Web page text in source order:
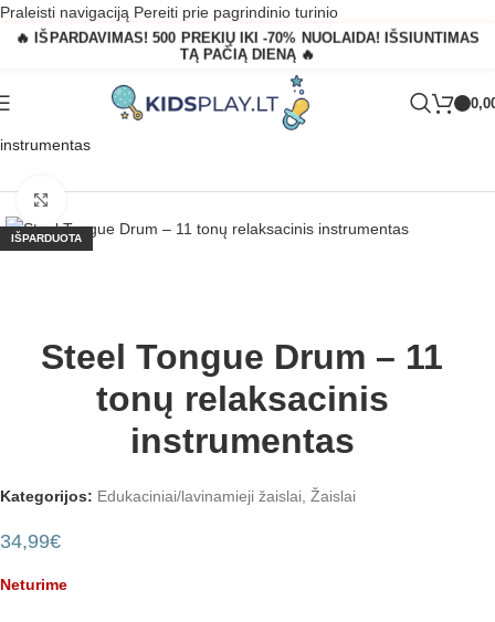
Praleisti navigaciją Pereiti prie pagrindinio turinio
🔥 IŠPARDAVIMAS! 500 PREKIŲ IKI -70% NUOLAIDA! IŠSIUNTIMAS
TĄ PAČIĄ DIENĄ 🔥
Parduotuvė
Steel Tongue Drum – 11 tonų relaksacinis
instrumentas
IŠPARDUOTA
Steel Tongue Drum – 11
tonų relaksacinis
instrumentas
Kategorijos: Edukaciniai/lavinamieji žaislai, Žaislai
34,99€
Neturime